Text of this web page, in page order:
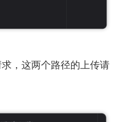
，这两个路径的上传请